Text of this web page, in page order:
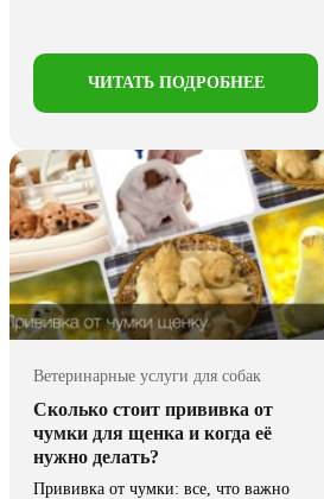
ЧИТАТЬ ПОДРОБНЕЕ
Ветеринарные услуги для собак
Сколько стоит прививка от
чумки для щенка и когда её
нужно делать?
Прививка от чумки: все, что важно